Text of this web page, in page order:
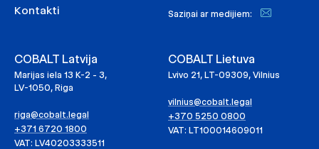
Kontakti
Saziņai ar medijiem:
COBALT Latvija
Marijas iela 13 K-2 - 3,
LV-1050, Riga
riga@cobalt.legal
+371 6720 1800
VAT: LV40203333511
COBALT Lietuva
Lvivo 21, LT-09309, Vilnius
vilnius@cobalt.legal
+370 5250 0800
VAT: LT100014609011